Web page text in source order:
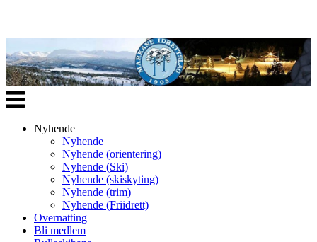
Veksle
navigasjon
Nyhende
Nyhende
Nyhende (orientering)
Nyhende (Ski)
Nyhende (skiskyting)
Nyhende (trim)
Nyhende (Friidrett)
Overnatting
Bli medlem